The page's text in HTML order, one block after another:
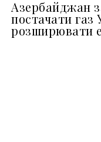
Азербайджан
постачати газ
розширювати